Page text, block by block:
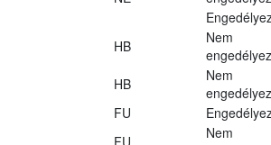
HB
Nem
HB
Nem
FU
FU
Nem